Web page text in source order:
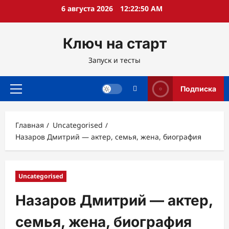
6 августа 2026 12:22:51 AM
Ключ на старт
Запуск и тесты
Основное
Подписка
Главная
Uncategorised
Назаров Дмитрий — актер, семья, жена, биография
Uncategorised
Назаров Дмитрий — актер,
семья, жена, биография